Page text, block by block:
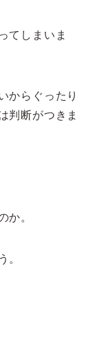
てしまいま
からぐったり
判断がつきま
か。
。